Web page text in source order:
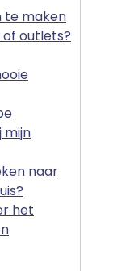
te maken
outlets?
mijn
naar
het